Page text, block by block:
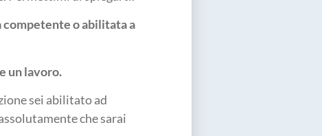
competente o abilitata a
un lavoro.
sei abilitato ad
che sarai